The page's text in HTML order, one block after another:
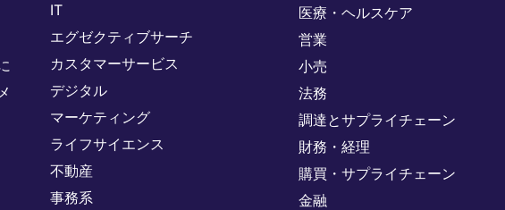
IT
エグゼクティブサーチ
カスタマーサービス
デジタル
マーケティング
ライフサイエンス
不動産
事務系
医療・ヘルスケア
営業
小売
法務
調達とサプライチェーン
財務・経理
購買・サプライチェーン
金融